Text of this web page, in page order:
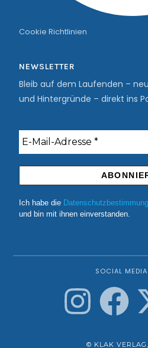
Cookie Richtlinien
NEWSLETTER
Bleib auf dem Laufenden –
und Hintergründe – direkt ins
Ich habe die
und bin mit ihnen einverstanden.
SOCIAL
© KLAK